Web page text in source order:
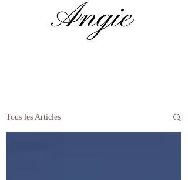
Tous les Articles